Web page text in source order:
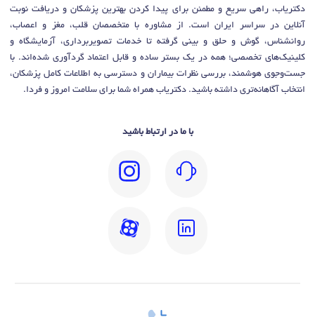
دکتریاب، راهی سریع و مطمئن برای پیدا کردن بهترین پزشکان و دریافت نوبت
آنلاین در سراسر ایران است. از مشاوره با متخصصان قلب، مغز و اعصاب،
روانشناس، گوش و حلق و بینی گرفته تا خدمات تصویربرداری، آزمایشگاه و
کلینیک‌های تخصصی؛ همه در یک بستر ساده و قابل اعتماد گردآوری شده‌اند. با
جست‌وجوی هوشمند، بررسی نظرات بیماران و دسترسی به اطلاعات کامل پزشکان،
انتخاب آگاهانه‌تری داشته باشید. دکتریاب همراه شما برای سلامت امروز و فردا.
با ما در ارتباط باشید